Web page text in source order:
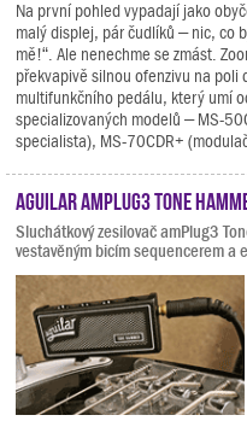
Na první pohled vypadají jako
malý displej, pár čudlíků – nic, co
mě!“. Ale nenechme se zmást.
překvapivě silnou ofenzivu na
multifunkčního pedálu, který umí
specializovaných modelů – MS-
specialista), MS-70CDR+
Aguilar amPlug3 Tone
Sluchátkový zesilovač amPlug3
vestavěným bicím sequencerem a